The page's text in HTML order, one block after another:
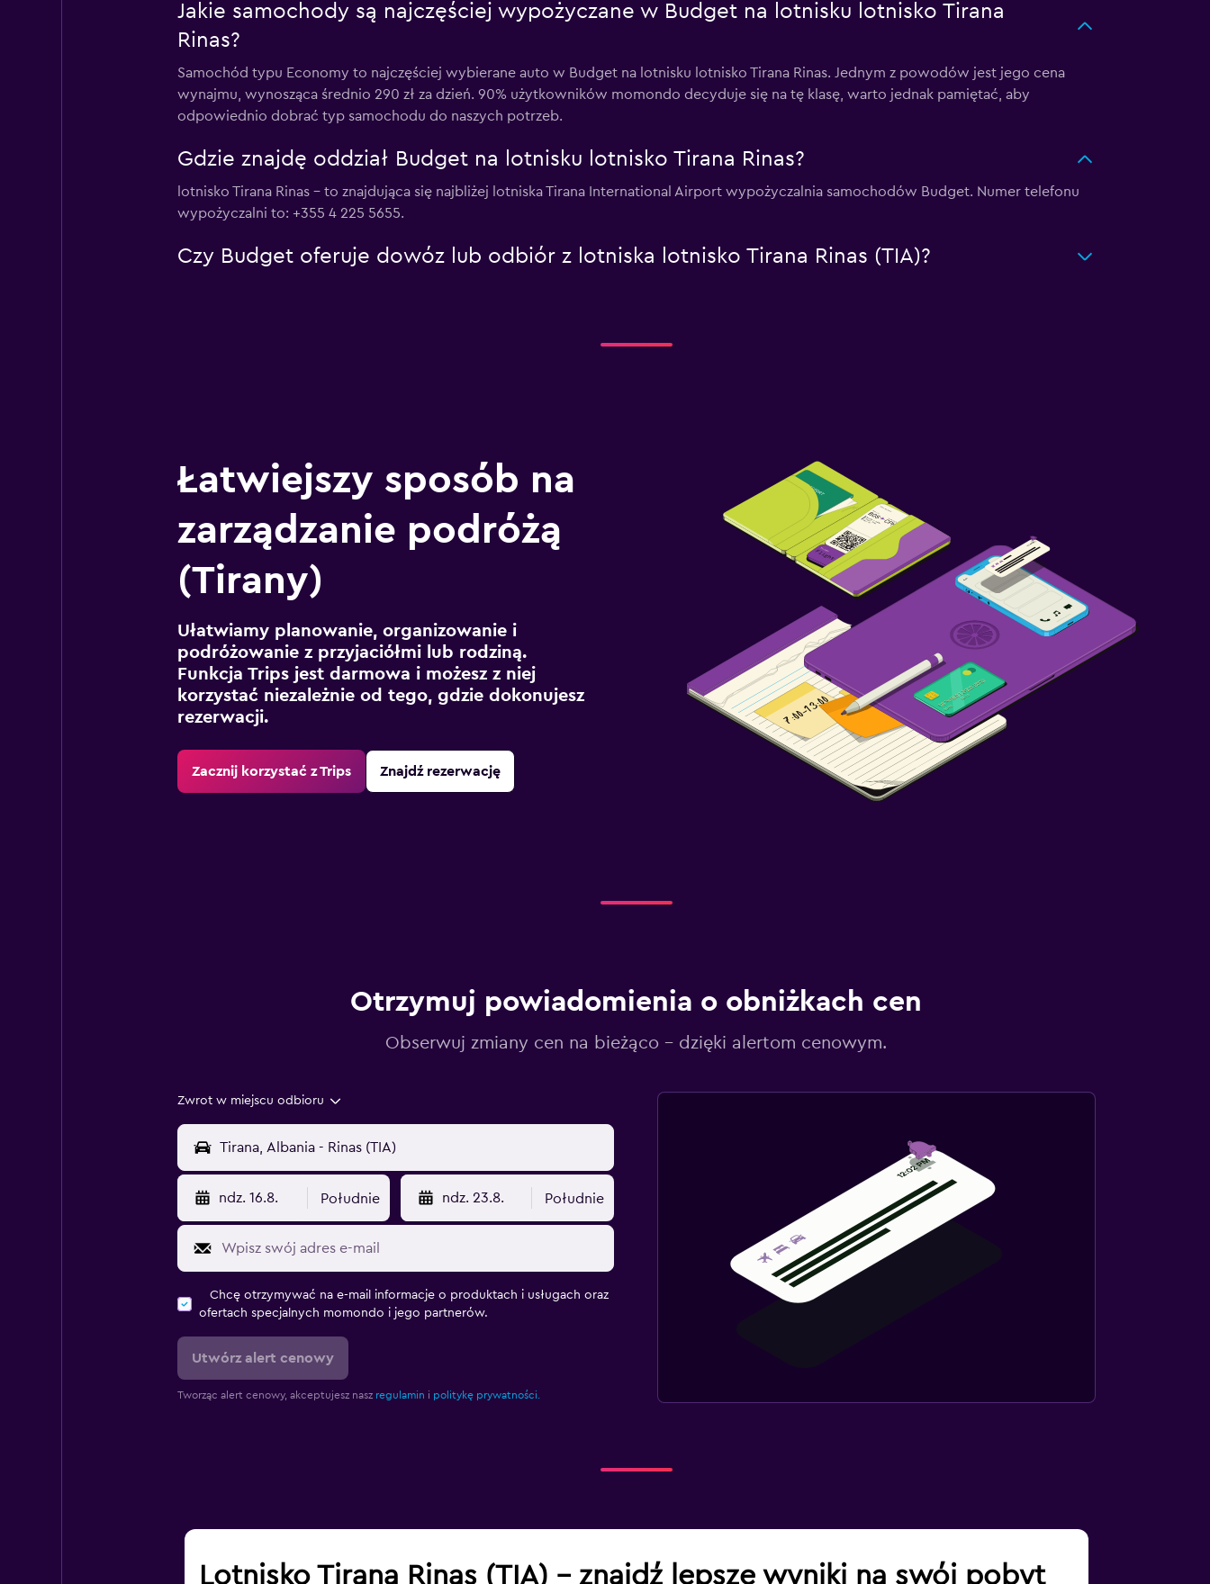
Jakie samochody są najczęściej wypożyczane w Budget na lotnisku lotnisko Tirana
Rinas?
Samochód typu Economy to najczęściej wybierane auto w Budget na lotnisku lotnisko Tirana Rinas. Jednym z powodów jest jego cena
wynajmu, wynosząca średnio 290 zł za dzień. 90% użytkowników momondo decyduje się na tę klasę, warto jednak pamiętać, aby
odpowiednio dobrać typ samochodu do naszych potrzeb.
Gdzie znajdę oddział Budget na lotnisku lotnisko Tirana Rinas?
lotnisko Tirana Rinas – to znajdująca się najbliżej lotniska Tirana International Airport wypożyczalnia samochodów Budget. Numer telefonu
wypożyczalni to: +355 4 225 5655.
Czy Budget oferuje dowóz lub odbiór z lotniska lotnisko Tirana Rinas (TIA)?
Łatwiejszy sposób na
zarządzanie podróżą
(Tirany)
Ułatwiamy planowanie, organizowanie i
podróżowanie z przyjaciółmi lub rodziną.
Funkcja Trips jest darmowa i możesz z niej
korzystać niezależnie od tego, gdzie dokonujesz
rezerwacji.
Zacznij korzystać z Trips Znajdź rezerwację
Otrzymuj powiadomienia o obniżkach cen
Obserwuj zmiany cen na bieżąco – dzięki alertom cenowym.
Zwrot w miejscu odbioru
ndz. 16.8. Południe ndz. 23.8. Południe
Chcę otrzymywać na e-mail informacje o produktach i usługach oraz
ofertach specjalnych momondo i jego partnerów.
Utwórz alert cenowy
Tworząc alert cenowy, akceptujesz nasz regulamin i politykę prywatności.
Lotnisko Tirana Rinas (TIA) – znajdź lepsze wyniki na swój pobyt